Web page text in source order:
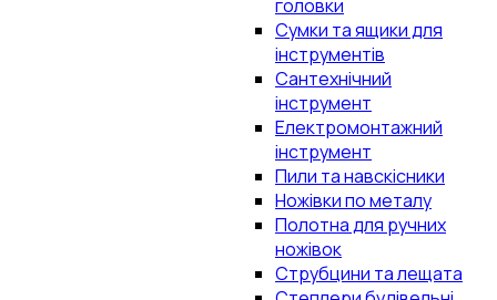
головки
Сумки та ящики для
інструментів
Сантехнічний
інструмент
Електромонтажний
інструмент
Пили та навскісники
Ножівки по металу
Полотна для ручних
ножівок
Струбцини та лещата